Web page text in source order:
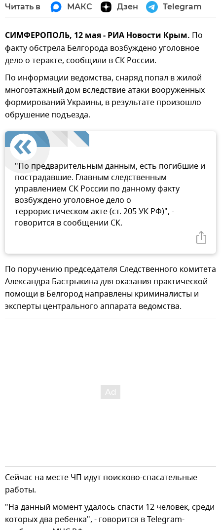
Читать в МАКС Дзен Telegram
СИМФЕРОПОЛЬ, 12 мая - РИА Новости Крым. По
факту обстрела Белгорода возбуждено уголовное
дело о теракте, сообщили в СК России.
По информации ведомства, снаряд попал в жилой
многоэтажный дом вследствие атаки вооруженных
формирований Украины, в результате произошло
обрушение подъезда.
"По предварительным данным, есть погибшие и
пострадавшие. Главным следственным
управлением СК России по данному факту
возбуждено уголовное дело о
террористическом акте (ст. 205 УК РФ)", -
говорится в сообщении СК.
По поручению председателя Следственного комитета
Александра Бастрыкина для оказания практической
помощи в Белгород направлены криминалисты и
эксперты центрального аппарата ведомства.
Сейчас на месте ЧП идут поисково-спасательные
работы.
"На данный момент удалось спасти 12 человек, среди
которых два ребенка", - говорится в Telegram-